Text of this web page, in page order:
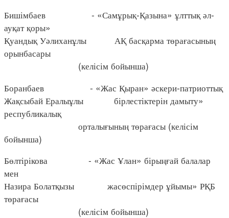
Бишімбаев - «Самұрық-Қазына» ұлттық әл-
ауқат қоры»
Қуандық Уәлиханұлы АҚ басқарма төрағасының
орынбасары
(келісім бойынша)
Боранбаев - «Жас Қыран» әскери-патриоттық
Жақсыбай Ералыұлы бірлестіктерін дамыту»
республикалық
орталығының төрағасы (келісім
бойынша)
Бөлтірікова - «Жас Ұлан» бірыңғай балалар
мен
Назира Болатқызы жасөспірімдер ұйымы» РҚБ
төрағасы
(келісім бойынша)